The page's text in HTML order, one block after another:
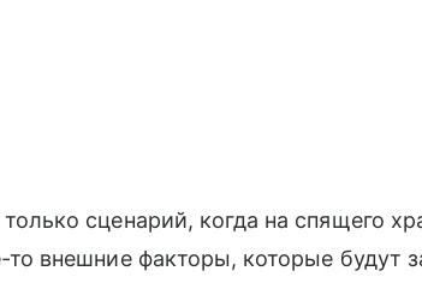
сценарий, когда на спящего
то внешние факторы, которые будут